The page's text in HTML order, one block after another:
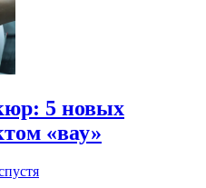
5 новых
«вау»